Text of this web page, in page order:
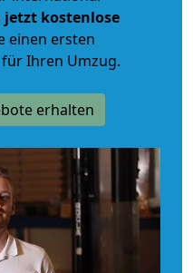
jetzt kostenlose
einen ersten
Ihren Umzug.
erhalten